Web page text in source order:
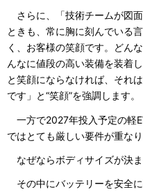
さらに、「技術チームが図
ときも、常に胸に刻んでいる
く、お客様の笑顔です。どん
んなに値段の高い装備を装着
と笑顔にならなければ、それ
です」と“笑顔”を強調します。
一方で2027年投入予定の軽
ではとても厳しい要件が重なり
なぜならボディサイズが決ま
その中にバッテリーを安全